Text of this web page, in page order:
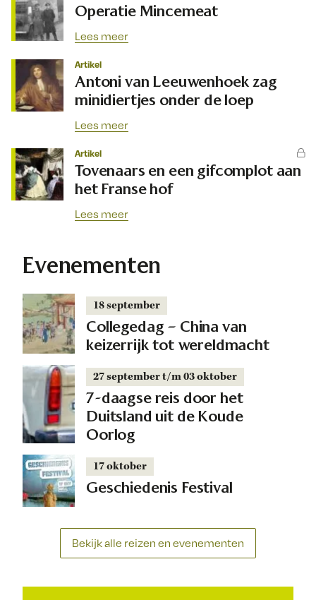
Operatie Mincemeat
Lees meer
Artikel
Antoni van Leeuwenhoek zag
minidiertjes onder de loep
Lees meer
Artikel
Tovenaars en een gifcomplot aan
het Franse hof
Lees meer
Evenementen
18 september
Collegedag – China van
keizerrijk tot wereldmacht
27 september t/m 03 oktober
7-daagse reis door het
Duitsland uit de Koude
Oorlog
17 oktober
Geschiedenis Festival
Bekijk alle reizen en evenementen